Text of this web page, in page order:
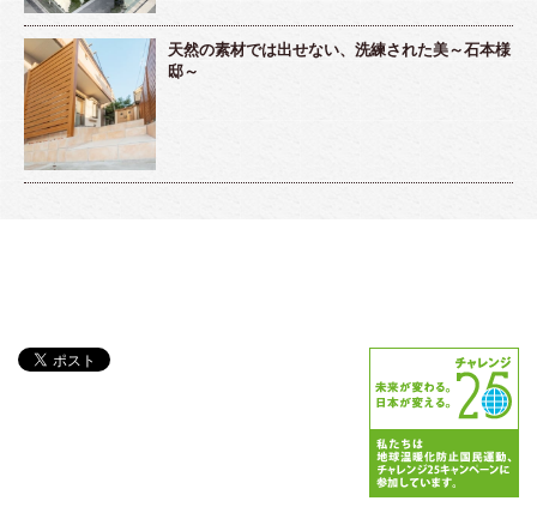
天然の素材では出せない、洗練された美～石本様
邸～